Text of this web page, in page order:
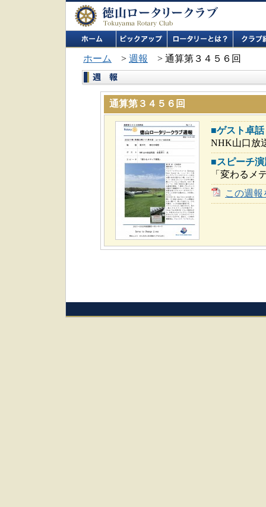
ホーム > 週報 > 通算第３４５６回
通算第３４５６回
■ゲスト卓話
NHK山口
■スピーチ演
「変わるメ
この週